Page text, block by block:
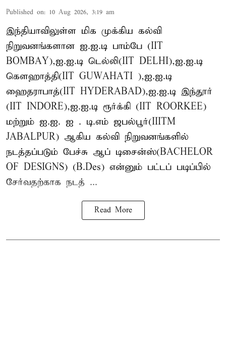
Published on: 10 Aug 2026, 3:19 am
இந்தியாவிலுள்ள மிக முக்கிய கல்வி
நிறுவனங்களான ஐ.ஐ.டி பாம்பே (IIT
BOMBAY),ஐ.ஐ.டி டெல்லி(IIT DELHI),ஐ.ஐ.டி
கௌஹாத்தி(IIT GUWAHATI ),ஐ.ஐ.டி
ஹைதராபாத்(IIT HYDERABAD),ஐ.ஐ.டி இந்தூர்
(IIT INDORE),ஐ.ஐ.டி ரூர்க்கி (IIT ROORKEE)
மற்றும் ஐ.ஐ. ஐ . டி.எம் ஜபல்பூர்(IIITM
JABALPUR) ஆகிய கல்வி நிறுவனங்களில்
நடத்தப்படும் பேச்சு ஆப் டிசைன்ஸ்(BACHELOR
OF DESIGNS) (B.Des) என்னும் பட்டப் படிப்பில்
சேர்வதற்காக நடத் ...
Read More